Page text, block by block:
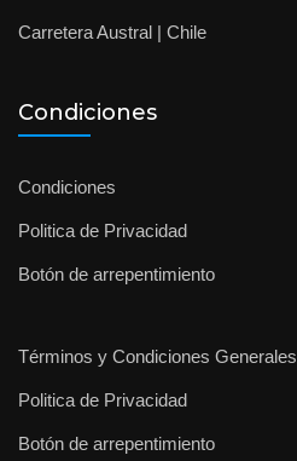
Carretera Austral | Chile
Condiciones
Condiciones
Politica de Privacidad
Botón de arrepentimiento
Términos y Condiciones Generales
Politica de Privacidad
Botón de arrepentimiento